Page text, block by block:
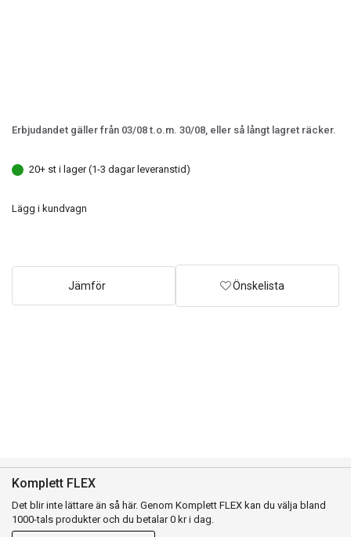
Erbjudandet gäller från 03/08 t.o.m. 30/08, eller så långt lagret räcker.
20+ st i lager (1-3 dagar leveranstid)
Lägg i kundvagn
Jämför Önskelista
Komplett FLEX
Det blir inte lättare än så här. Genom Komplett FLEX kan du välja bland
1000-tals produkter och du betalar 0 kr i dag.